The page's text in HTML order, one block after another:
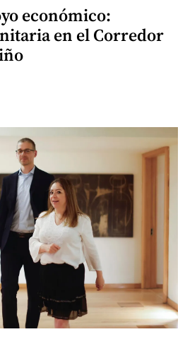
económico:
en el Corredor